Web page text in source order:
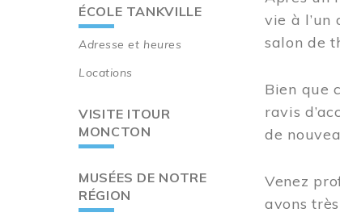
ÉCOLE TANKVILLE
Adresse et heures
Locations
VISITE ITOUR
MONCTON
MUSÉES DE NOTRE
RÉGION
vie à
salon de
Bien que
ravis
de
Venez
avons